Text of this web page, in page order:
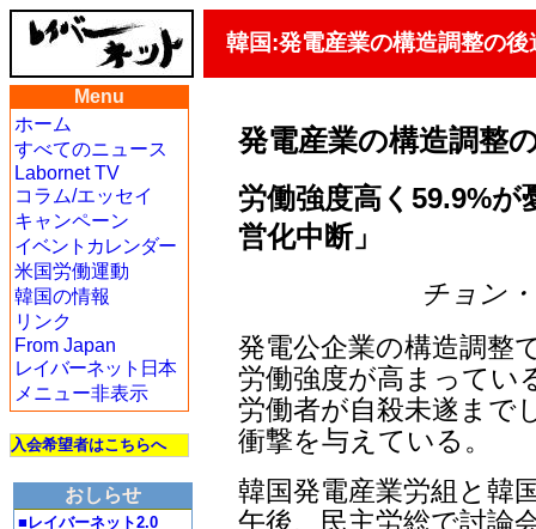
韓国:発電産業の構造調整の
Menu
ホーム
すべてのニュース
Labornet TV
コラム/エッセイ
キャンペーン
イベントカレンダー
米国労働運動
韓国の情報
リンク
From Japan
レイバーネット日本
メニュー非表示
入会希望者はこちらへ
おしらせ
■レイバーネット2.0
発電産業の構造調整
労働強度高く59.9%が
営化中断」
チョン
発電公企業の構造調整
労働強度が高まってい
労働者が自殺未遂まで
衝撃を与えている。
韓国発電産業労組と韓
午後、民主労総で討論